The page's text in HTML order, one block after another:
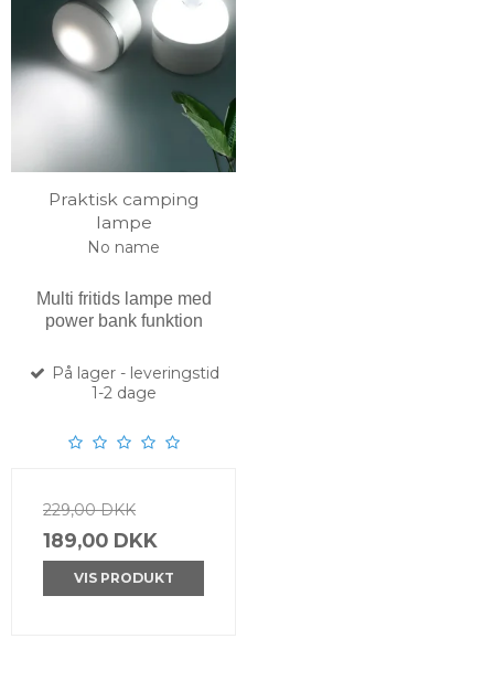
Praktisk camping
lampe
No name
Multi fritids lampe med
power bank funktion
På lager - leveringstid
1-2 dage
229,00 DKK
189,00 DKK
VIS PRODUKT